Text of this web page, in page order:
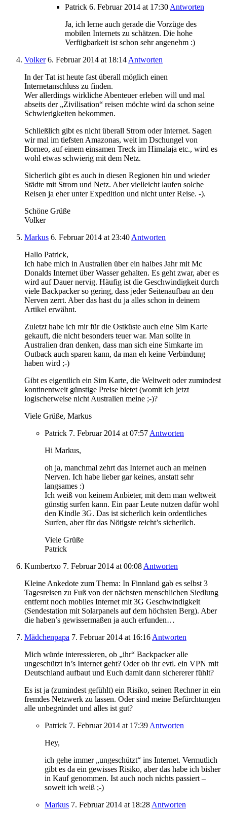
Patrick 6. Februar 2014 at 17:30 Antworten
Ja, ich lerne auch gerade die Vorzüge des
mobilen Internets zu schätzen. Die hohe
Verfügbarkeit ist schon sehr angenehm :)
Volker 6. Februar 2014 at 18:14 Antworten
In der Tat ist heute fast überall möglich einen
Internetanschluss zu finden.
Wer allerdings wirkliche Abenteuer erleben will und mal
abseits der „Zivilisation“ reisen möchte wird da schon seine
Schwierigkeiten bekommen.
Schließlich gibt es nicht überall Strom oder Internet. Sagen
wir mal im tiefsten Amazonas, weit im Dschungel von
Borneo, auf einem einsamen Treck im Himalaja etc., wird es
wohl etwas schwierig mit dem Netz.
Sicherlich gibt es auch in diesen Regionen hin und wieder
Städte mit Strom und Netz. Aber vielleicht laufen solche
Reisen ja eher unter Expedition und nicht unter Reise. -).
Schöne Grüße
Volker
Markus 6. Februar 2014 at 23:40 Antworten
Hallo Patrick,
Ich habe mich in Australien über ein halbes Jahr mit Mc
Donalds Internet über Wasser gehalten. Es geht zwar, aber es
wird auf Dauer nervig. Häufig ist die Geschwindigkeit durch
viele Backpacker so gering, dass jeder Seitenaufbau an den
Nerven zerrt. Aber das hast du ja alles schon in deinem
Artikel erwähnt.
Zuletzt habe ich mir für die Ostküste auch eine Sim Karte
gekauft, die nicht besonders teuer war. Man sollte in
Australien dran denken, dass man sich eine Simkarte im
Outback auch sparen kann, da man eh keine Verbindung
haben wird ;-)
Gibt es eigentlich ein Sim Karte, die Weltweit oder zumindest
kontinentweit günstige Preise bietet (womit ich jetzt
logischerweise nicht Australien meine ;-)?
Viele Grüße, Markus
Patrick 7. Februar 2014 at 07:57 Antworten
Hi Markus,
oh ja, manchmal zehrt das Internet auch an meinen
Nerven. Ich habe lieber gar keines, anstatt sehr
langsames :)
Ich weiß von keinem Anbieter, mit dem man weltweit
günstig surfen kann. Ein paar Leute nutzen dafür wohl
den Kindle 3G. Das ist sicherlich kein ordentliches
Surfen, aber für das Nötigste reicht’s sicherlich.
Viele Grüße
Patrick
Kumbertxo 7. Februar 2014 at 00:08 Antworten
Kleine Ankedote zum Thema: In Finnland gab es selbst 3
Tagesreisen zu Fuß von der nächsten menschlichen Siedlung
entfernt noch mobiles Internet mit 3G Geschwindigkeit
(Sendestation mit Solarpanels auf dem höchsten Berg). Aber
die haben’s gewissermaßen ja auch erfunden…
Mädchenpapa 7. Februar 2014 at 16:16 Antworten
Mich würde interessieren, ob „ihr“ Backpacker alle
ungeschützt in’s Internet geht? Oder ob ihr evtl. ein VPN mit
Deutschland aufbaut und Euch damit dann sichererer fühlt?
Es ist ja (zumindest gefühlt) ein Risiko, seinen Rechner in ein
fremdes Netzwerk zu lassen. Oder sind meine Befürchtungen
alle unbegründet und alles ist gut?
Patrick 7. Februar 2014 at 17:39 Antworten
Hey,
ich gehe immer „ungeschützt“ ins Internet. Vermutlich
gibt es da ein gewisses Risiko, aber das habe ich bisher
in Kauf genommen. Ist auch noch nichts passiert –
soweit ich weiß ;-)
Markus 7. Februar 2014 at 18:28 Antworten